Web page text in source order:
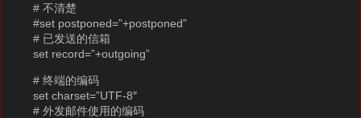
# 不清楚
#set postponed=”+postponed”
# 已发送的信箱
set record=”+outgoing”
# 终端的编码
set charset=”UTF-8″
# 外发邮件使用的编码